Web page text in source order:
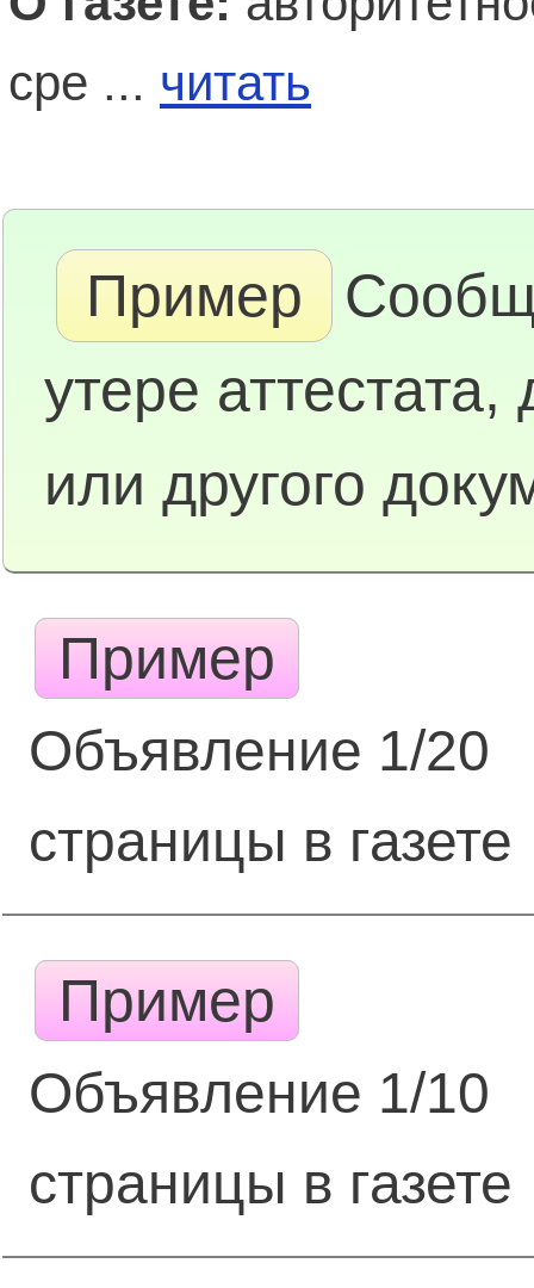
сре ... читать
Пример
утере
или другого
Пример
Объявление 1/20
страницы в газете
Пример
Объявление 1/10
страницы в газете